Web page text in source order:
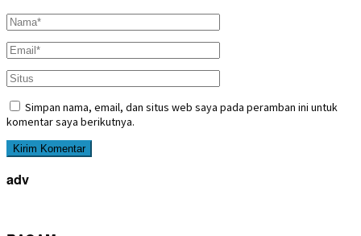
Simpan nama, email, dan situs web saya pada peramban ini untuk
komentar saya berikutnya.
adv